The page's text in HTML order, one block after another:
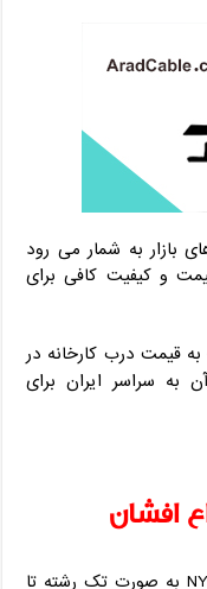
بازار به شمار می رود
و کیفیت کافی برای
قیمت درب کارخانه در
به سراسر ایران برای
افشان
سیم و کابل دماوند در انواع افشان NYMHY به صورت تک رشته تا